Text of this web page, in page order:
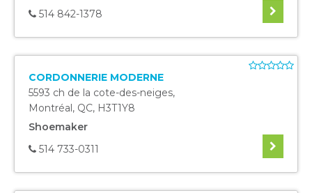
514 842-1378
CORDONNERIE MODERNE
5593 ch de la cote-des-neiges,
Montréal, QC, H3T1Y8
Shoemaker
514 733-0311